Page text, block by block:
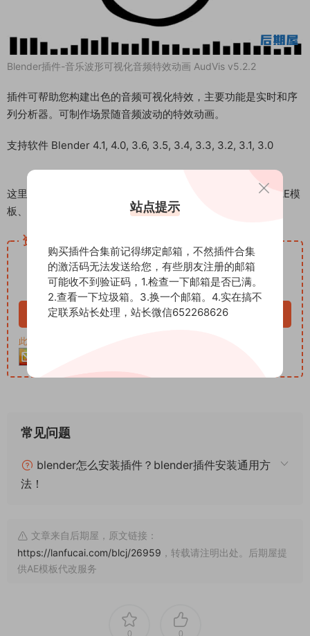
Blender插件-音乐波形可视化音频特效动画 AudVis v5.2.2
插件可帮助您构建出色的音频可视化特效，主要功能是实时和序
列分析器。可制作场景随音频波动的特效动画。
支持软件 Blender 4.1, 4.0, 3.6, 3.5, 3.4, 3.3, 3.2, 3.1, 3.0
这里是后期屋资源站，欢迎您来后期屋下载影视后期资源（AE模
板、PR模板、音视频频素材各种插件等）
资源下载
下载价格 12积分
VIP免费
立即购买
此资源购买后30天内可下载。客服QQ：652268626
常见问题
blender怎么安装插件？blender插件安装通用方
法！
文章来自后期屋，原文链接：
https://lanfucai.com/blcj/26959 ，转载请注明出处。后期屋提
供AE模板代改服务
0 0
站点提示
购买插件合集前记得绑定邮箱，不然插件合集
的激活码无法发送给您，有些朋友注册的邮箱
可能收不到验证码，1.检查一下邮箱是否已满。
2.查看一下垃圾箱。3.换一个邮箱。4.实在搞不
定联系站长处理，站长微信652268626